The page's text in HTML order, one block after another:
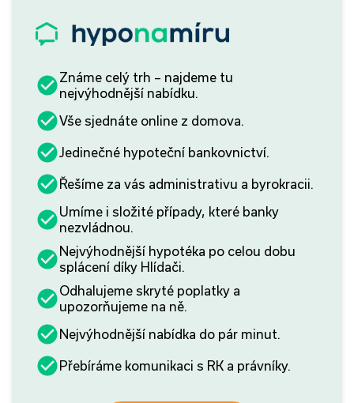
Známe celý trh – najdeme tu
nejvýhodnější nabídku.
Vše sjednáte online z domova.
Jedinečné hypoteční bankovnictví.
Řešíme za vás administrativu a byrokracii.
Umíme i složité případy, které banky
nezvládnou.
Nejvýhodnější hypotéka po celou dobu
splácení díky Hlídači.
Odhalujeme skryté poplatky a
upozorňujeme na ně.
Nejvýhodnější nabídka do pár minut.
Přebíráme komunikaci s RK a právníky.